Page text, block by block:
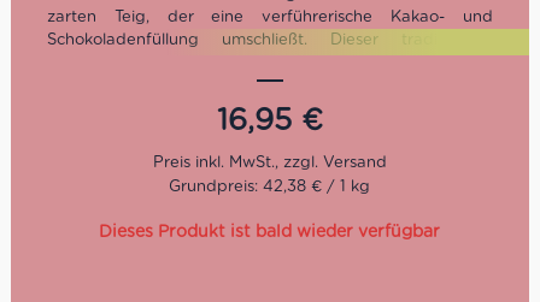
zarten Teig, der eine verführerische Kakao- und
Schokoladenfüllung umschließt. Dieser traditionelle
Familie geeignet und speziell entwickelt für eine
glutenfreie Ernährung, Glutenunverträglichkeit oder
anderen Nahrungsmittelintoleranzen.
16,95 €
Grundpreis: 42,38 € / 1 kg
Dieses Produkt ist bald wieder verfügbar